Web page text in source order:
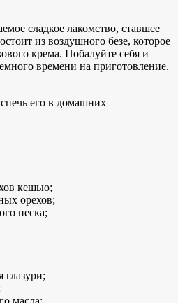
сладкое лакомство, ставшее
из воздушного безе, которое
крема. Побалуйте себя и
времени на приготовление.
его в домашних
кешью;
орехов;
песка;
глазури;
масла;